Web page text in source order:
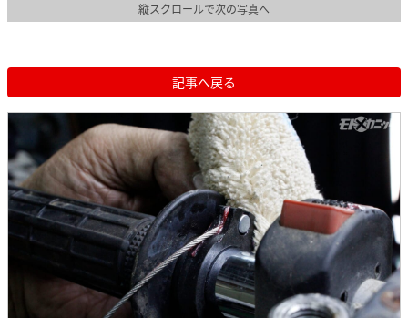
縦スクロールで次の写真へ
記事へ戻る